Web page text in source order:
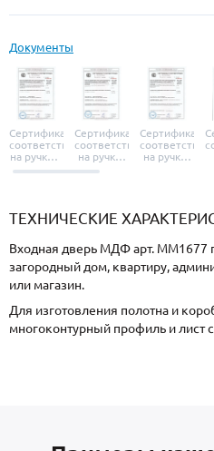
Документы
Сертификат
соответствия
на ручки и
броненакладки
Сертификат
соответствия
на ручки-
защелки
Сертификат
соответствия
на ручки-
ТЕХНИЧЕСКИЕ
Входная дверь МДФ арт. ММ1677
загородный дом, квартиру,
или магазин.
Для изготовления полотна и
многоконтурный профиль и лист
производства, сечением 2 мм.